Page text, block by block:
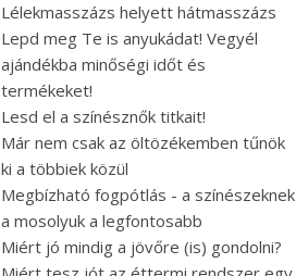
Lélekmasszázs helyett hátmasszázs
Lepd meg Te is anyukádat! Vegyél
ajándékba minőségi időt és
termékeket!
Lesd el a színésznők titkait!
Már nem csak az öltözékemben tűnök
ki a többiek közül
Megbízható fogpótlás - a színészeknek
a mosolyuk a legfontosabb
Miért jó mindig a jövőre (is) gondolni?